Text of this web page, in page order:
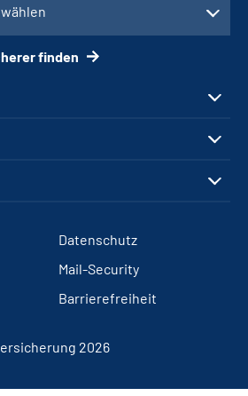
finden
Datenschutz
Mail-Security
Barrierefreiheit
2026